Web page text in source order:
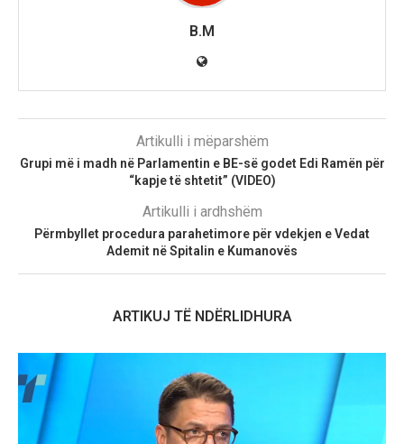
B.M
Artikulli i mëparshëm
Grupi më i madh në Parlamentin e BE-së godet Edi Ramën për
“kapje të shtetit” (VIDEO)
Artikulli i ardhshëm
Përmbyllet procedura parahetimore për vdekjen e Vedat
Ademit në Spitalin e Kumanovës
ARTIKUJ TË NDËRLIDHURA